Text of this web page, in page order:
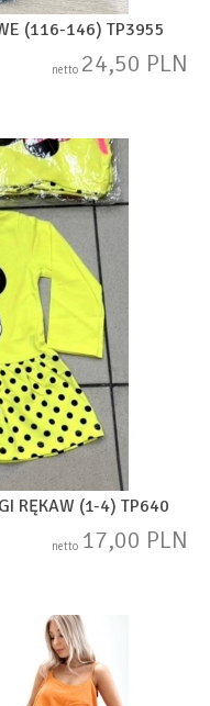
(116-146) TP3955
netto 24,50 PLN
RĘKAW (1-4) TP640
netto 17,00 PLN